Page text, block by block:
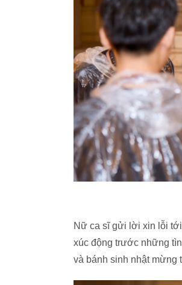
Nữ ca sĩ gửi lời xin lỗi
xúc động trước những
và bánh sinh nhật mừng